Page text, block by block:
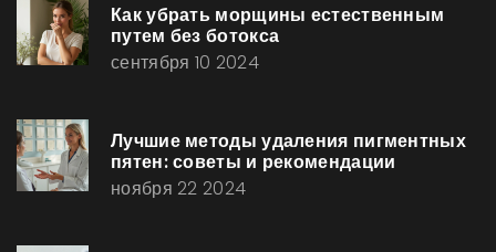
Как убрать морщины естественным
путем без ботокса
сентября 10 2024
Лучшие методы удаления пигментных
пятен: советы и рекомендации
ноября 22 2024